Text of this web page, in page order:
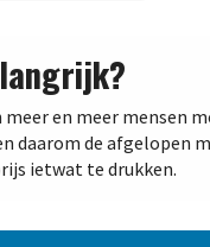
meer en meer mensen
daarom de afgelopen
ietwat te drukken.